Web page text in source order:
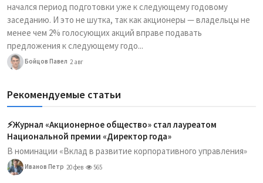
начался период подготовки уже к следующему годовому
заседанию. И это не шутка, так как акционеры — владельцы не
менее чем 2% голосующих акций вправе подавать
предложения к следующему годо...
Бойцов Павел 2 авг
Рекомендуемые статьи
⚡️Журнал «Акционерное общество» стал лауреатом
Национальной премии «Директор года»
В номинации «Вклад в развитие корпоративного управления»
Иванов Петр 20 фев 565